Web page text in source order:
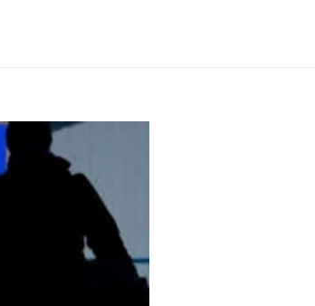
ЗВІЛЬНЕНІ ВІД СПЛАТИ ЦЬОГО
ДИТЯЧОГО ПРИТУЛКУ В ПОЛТАВІ: ЩО
ГРОШЕЙ У ДОВІРЛИВИХ ЛЮДЕЙ
З ПІДРОБЛЕНИМИ ДОКУМЕНТАМИ: